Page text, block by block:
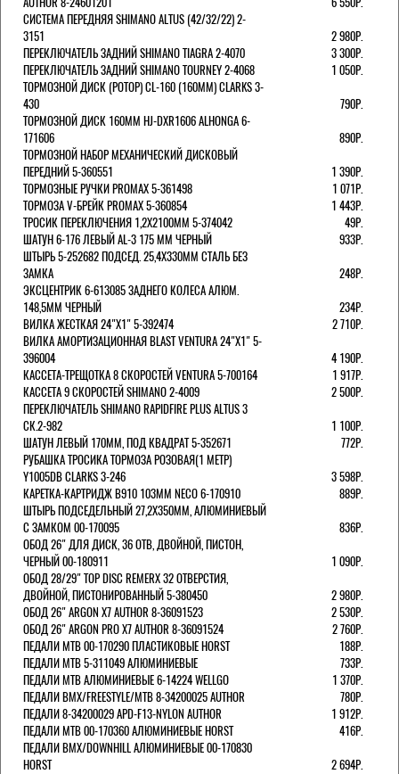
СИСТЕМА ПЕРЕДНЯЯ SHIMANO ALTUS (42/32/22) 2-
3151
2 980Р.
ПЕРЕКЛЮЧАТЕЛЬ ЗАДНИЙ SHIMANO TIAGRA 2-4070
3 300Р.
ПЕРЕКЛЮЧАТЕЛЬ ЗАДНИЙ SHIMANO TOURNEY 2-4068
1 050Р.
ТОРМОЗНОЙ ДИСК (РОТОР) CL-160 (160ММ) CLARKS 3-
430
790Р.
ТОРМОЗНОЙ ДИСК 160ММ HJ-DXR1606 ALHONGA 6-
171606
890Р.
ТОРМОЗНОЙ НАБОР МЕХАНИЧЕСКИЙ ДИСКОВЫЙ
ПЕРЕДНИЙ 5-360551
1 390Р.
ТОРМОЗНЫЕ РУЧКИ PROMAX 5-361498
1 071Р.
ТОРМОЗА V-БРЕЙК PROMAX 5-360854
1 443Р.
ТРОСИК ПЕРЕКЛЮЧЕНИЯ 1,2Х2100ММ 5-374042
49Р.
ШАТУН 6-176 ЛЕВЫЙ AL-3 175 ММ ЧЕРНЫЙ
933Р.
ШТЫРЬ 5-252682 ПОДСЕД. 25,4Х330ММ СТАЛЬ БЕЗ
ЗАМКА
248Р.
ЭКСЦЕНТРИК 6-613085 ЗАДНЕГО КОЛЕСА АЛЮМ.
148,5ММ ЧЕРНЫЙ
234Р.
ВИЛКА ЖЕСТКАЯ 24"Х1" 5-392474
2 710Р.
ВИЛКА АМОРТИЗАЦИОННАЯ BLAST VENTURA 24"Х1" 5-
396004
4 190Р.
КАССЕТА-ТРЕЩОТКА 8 СКОРОСТЕЙ VENTURA 5-700164
1 917Р.
КАССЕТА 9 СКОРОСТЕЙ SHIMANO 2-4009
2 500Р.
ПЕРЕКЛЮЧАТЕЛЬ SHIMANO RAPIDFIRE PLUS ALTUS 3
СК.2-982
1 100Р.
ШАТУН ЛЕВЫЙ 170ММ, ПОД КВАДРАТ 5-352671
772Р.
РУБАШКА ТРОСИКА ТОРМОЗА РОЗОВАЯ(1 МЕТР)
Y1005DB CLARKS 3-246
3 598Р.
КАРЕТКА-КАРТРИДЖ B910 103ММ NECO 6-170910
889Р.
ШТЫРЬ ПОДСЕДЕЛЬНЫЙ 27,2Х350ММ, АЛЮМИНИЕВЫЙ
С ЗАМКОМ 00-170095
836Р.
ОБОД 26" ДЛЯ ДИСК, 36 ОТВ, ДВОЙНОЙ, ПИСТОН,
ЧЕРНЫЙ 00-180911
1 090Р.
ОБОД 28/29" TOP DISC REMERX 32 ОТВЕРСТИЯ,
ДВОЙНОЙ, ПИСТОНИРОВАННЫЙ 5-380450
2 980Р.
ОБОД 26" ARGON X7 AUTHOR 8-36091523
2 530Р.
ОБОД 26" ARGON PRO X7 AUTHOR 8-36091524
2 760Р.
ПЕДАЛИ МТВ 00-170290 ПЛАСТИКОВЫЕ HORST
188Р.
ПЕДАЛИ MTB 5-311049 АЛЮМИНИЕВЫЕ
733Р.
ПЕДАЛИ MTB АЛЮМИНИЕВЫЕ 6-14224 WELLGO
1 370Р.
ПЕДАЛИ BMX/FREESTYLE/MTB 8-34200025 AUTHOR
780Р.
ПЕДАЛИ 8-34200029 APD-F13-NYLON AUTHOR
1 912Р.
ПЕДАЛИ МТВ 00-170360 АЛЮМИНИЕВЫЕ HORST
416Р.
ПЕДАЛИ BMX/DOWNHILL АЛЮМИНИЕВЫЕ 00-170830
HORST
2 694Р.